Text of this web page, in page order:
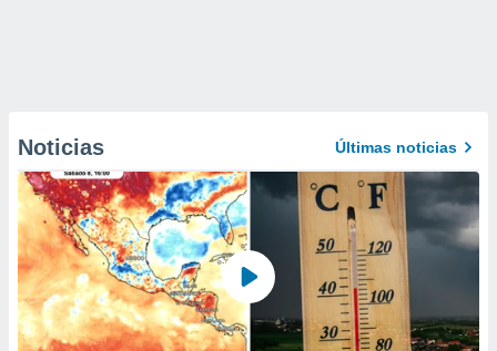
Noticias Últimas noticias